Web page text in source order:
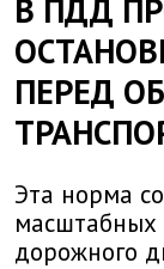
В ПДД
ПЕРЕД
Эта норма
дорожного